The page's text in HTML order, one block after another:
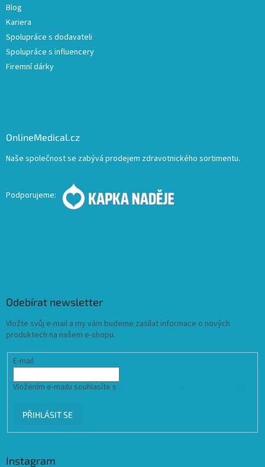
Blog
Kariera
Spolupráce s dodavateli
Spolupráce s influencery
Firemní dárky
OnlineMedical.cz
Naše společnost se zabývá prodejem zdravotnického sortimentu.
Podporujeme:
Odebírat newsletter
Vložte svůj e-mail a my vám budeme zasílat informace o nových
produktech na našem e-shopu.
E-mail
Vložením e-mailu souhlasíte s
PŘIHLÁSIT SE
Instagram